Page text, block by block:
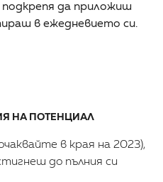
да приложиш
в ежедневието си.
НА ПОТЕНЦИАЛ
в края на 2023),
до пълния си